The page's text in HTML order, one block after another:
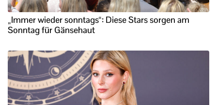
„Immer wieder sonntags“: Diese Stars sorgen am
Sonntag für Gänsehaut